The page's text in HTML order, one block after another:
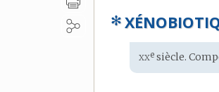
✻
Étymologie
:
xxe siècle.